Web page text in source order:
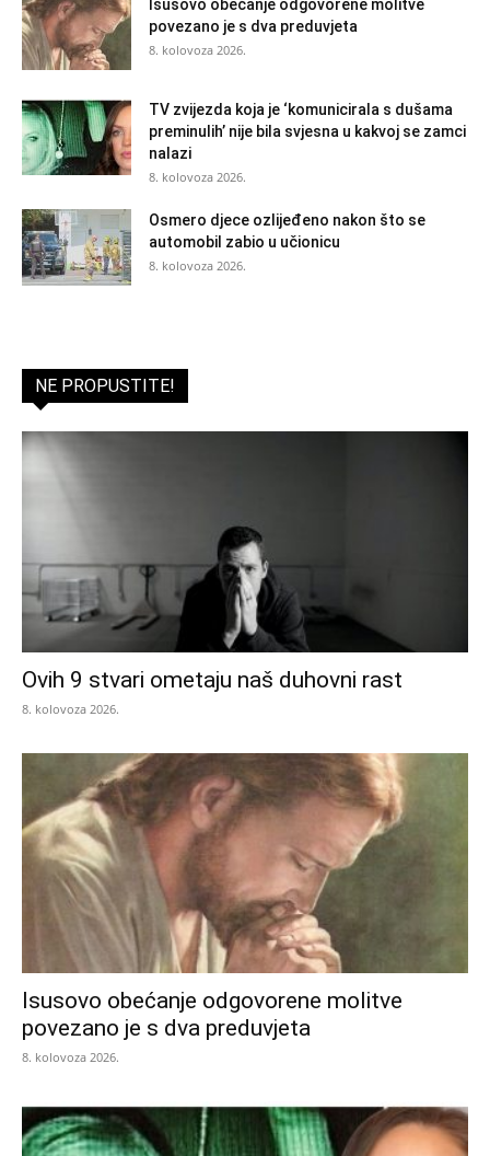
Isusovo obećanje odgovorene molitve
povezano je s dva preduvjeta
8. kolovoza 2026.
TV zvijezda koja je ‘komunicirala s dušama
preminulih’ nije bila svjesna u kakvoj se zamci
nalazi
8. kolovoza 2026.
Osmero djece ozlijeđeno nakon što se
automobil zabio u učionicu
8. kolovoza 2026.
NE PROPUSTITE!
Ovih 9 stvari ometaju naš duhovni rast
8. kolovoza 2026.
Isusovo obećanje odgovorene molitve
povezano je s dva preduvjeta
8. kolovoza 2026.